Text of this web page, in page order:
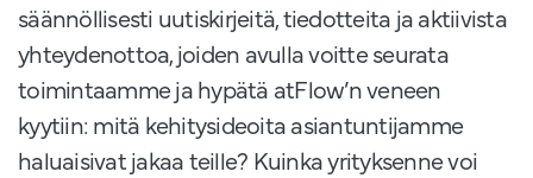
säännöllisesti uutiskirjeitä, tiedotteita ja aktiivista
yhteydenottoa, joiden avulla voitte seurata
toimintaamme ja hypätä atFlow’n veneen
kyytiin: mitä kehitysideoita asiantuntijamme
haluaisivat jakaa teille? Kuinka yrityksenne voi